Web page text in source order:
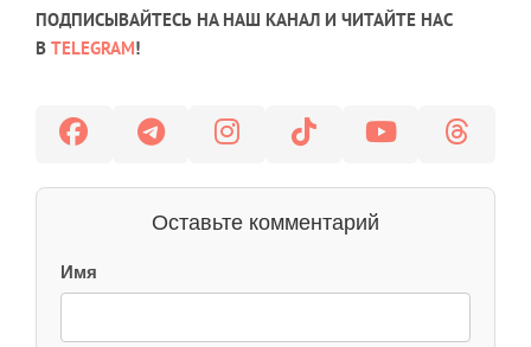
ПОДПИСЫВАЙТЕСЬ НА НАШ КАНАЛ И ЧИТАЙТЕ НАС
В TELEGRAM!
Оставьте комментарий
Имя